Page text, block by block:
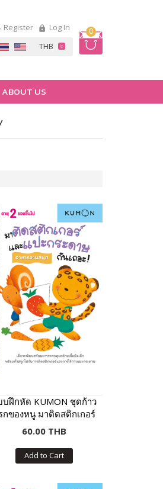
0
Register Log In
ABOUT US
บฝึกหัด KUMON ชุดก้าว
กของหนู มาติดสติกเกอร์
และแปะกระดาษกันเถอะ :
60.00 THB
Add to Cart